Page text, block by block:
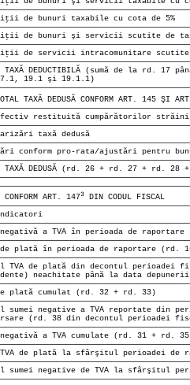
efectiv restituită cumpărătorilor
taxă dedusă
conform pro-rata/ajustări pentru
TAXĂ DEDUSĂ (rd. 26 + rd. 27 + rd. 28 +
CONFORM ART. 1473 DIN CODUL FISCAL
negativă a TVA în perioada de raportare
de plată în perioada de raportare (rd. 16 -
TVA de plată din decontul perioadei
neachitate până la data depunerii
plată cumulat (rd. 32 + rd. 33)
sumei negative a TVA reportate din
(rd. 38 din decontul perioadei
negativă a TVA cumulate (rd. 31 + rd. 35)
TVA de plată la sfârşitul perioadei de
sumei negative de TVA la sfârşitul